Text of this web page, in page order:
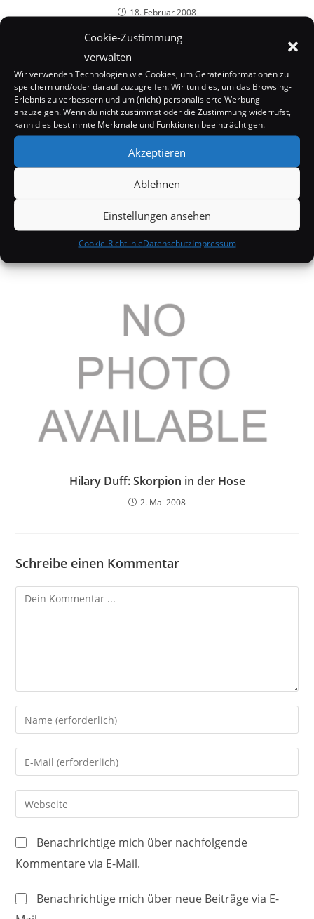
Cookie-Zustimmung
verwalten
Wir verwenden Technologien wie Cookies, um Geräteinformationen zu
speichern und/oder darauf zuzugreifen. Wir tun dies, um das Browsing-
Erlebnis zu verbessern und um (nicht) personalisierte Werbung
anzuzeigen. Wenn du nicht zustimmst oder die Zustimmung widerrufst,
kann dies bestimmte Merkmale und Funktionen beeinträchtigen.
Akzeptieren
Ablehnen
Einstellungen ansehen
Cookie-RichtlinieDatenschutzImpressum
18. Februar 2008
Mel Gibson in Reha
Hilary Duff: Skorpion in der Hose
2. Mai 2008
Schreibe einen Kommentar
Kommentieren
Gib
deinen
Namen
oder
Benutzernamen
zum
ein
Gib
deine
E-
Mail-
zum
Kommentieren
Gib
deine
Website-
URL
ein
Benachrichtige mich über nachfolgende
Kommentare via E-Mail.
Benachrichtige mich über neue Beiträge via E-